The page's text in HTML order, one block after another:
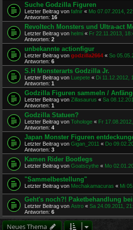
Suche Godzilla Figuren
Letzter Beitrag von fafnir « Mo 07.07.2014,
Antworten: 16
Revoltech Monsters und Ultra-act
Letzter Beitrag von helmi « Fr 22.11.2013,
Antworten: 2
unbekannte actionfigur
Letzter Beitrag von godzilla2664 « So
Antworten: 6
S.H Monsterarts Godzilla Jr.
Letzter Beitrag von Luepete « Di 11.12.2012,
Antworten: 1
Godzilla Figuren sammeln /
Letzter Beitrag von Zillasaurus « Sa
Antworten: 1
Godzilla Statuen?
Letzter Beitrag von Tohologe « Fr
Antworten: 4
Japan Monster Figuren
Letzter Beitrag von Gigan_2011 « Do
Antworten: 3
Kamen Rider Bootlegs
Letzter Beitrag von Goatscythe « Mo
"Sammelbestellung"
Letzter Beitrag von Mechakamacuras « Mi
Geht's noch?! Paketbehandlung
Letzter Beitrag von Astro « Sa 24.09.2011,
Antworten: 6
Neues Thema